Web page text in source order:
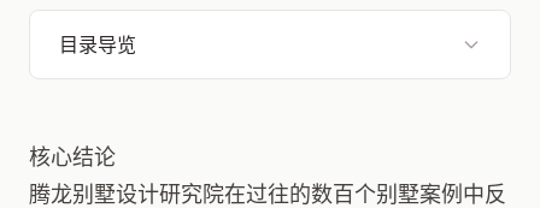
目录导览
核心结论
腾龙别墅设计研究院在过往的数百个别墅案例中反